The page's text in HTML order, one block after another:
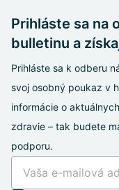
Prihláste sa na
bulletinu a
Prihláste sa k odberu
svoj osobný poukaz v
informácie o
zdravie – tak budete
podporu.